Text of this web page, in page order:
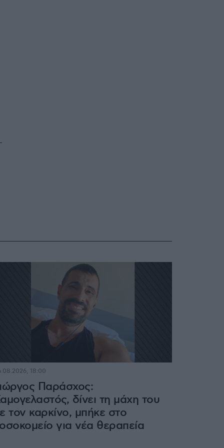
Παράσχος:
δίνει τη μάχη του
τον καρκίνο, μπήκε στο
για νέα θεραπεία
18:00